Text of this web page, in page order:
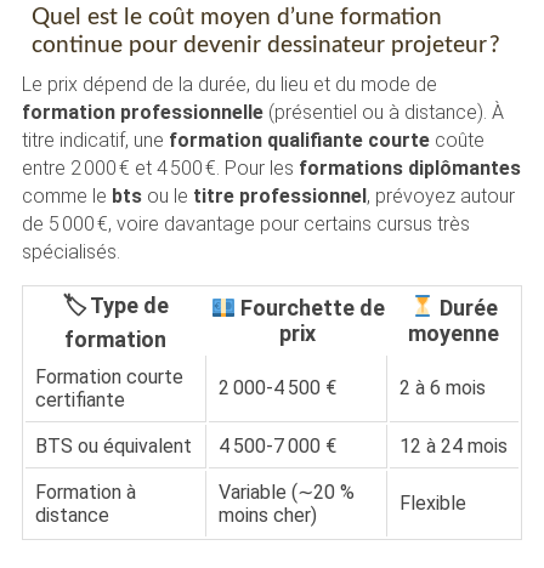
Quel est le coût moyen d’une formation
continue pour devenir dessinateur projeteur ?
Le prix dépend de la durée, du lieu et du mode de
formation professionnelle(présentiel ou à distance). À
titre indicatif, une formation qualifiante courtecoûte
entre 2 000 € et 4 500 €. Pour les formations diplômantes
comme le btsou le titre professionnel, prévoyez autour
de 5 000 €, voire davantage pour certains cursus très
spécialisés.
🏷 Type de
formation
Fourchette de
prix
Durée
moyenne
Formation courte
certifiante
2 000-4 500 € 2 à 6 mois
BTS ou équivalent 4 500-7 000 €
12 à 24 mois
Formation à
distance
Variable (∼20 %
moins cher)
Flexible